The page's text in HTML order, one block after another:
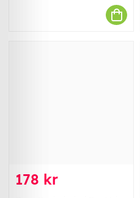
178 kr